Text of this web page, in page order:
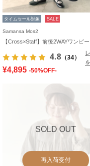
タイムセール対象 SALE
Samansa Mos2
【Cross×Staff】前後2WAYワンピー
4.8 （34）
¥4,895 -50%OFF-
SOLD OUT
再入荷受付